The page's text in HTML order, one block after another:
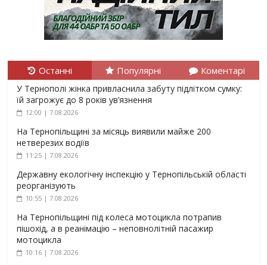
Останні Популярні Коментарі
У Тернополі жінка привласнила забуту підлітком сумку:
їй загрожує до 8 років ув’язнення
12:00 | 7.08.2026
На Тернопільщині за місяць виявили майже 200
нетверезих водіїв
11:25 | 7.08.2026
Державну екологічну інспекцію у Тернопільській області
реорганізують
10:55 | 7.08.2026
На Тернопільщині під колеса мотоцикла потрапив
пішохід, а в реанімацію – неповнолітній пасажир
мотоцикла
10:16 | 7.08.2026